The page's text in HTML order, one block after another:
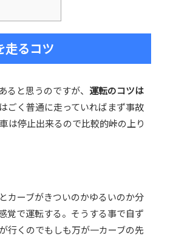
走るコツ
と思うのですが、 運転のコツは
ごく普通に走っていればまず事故
は停止出来るので比較的峠の上り
カーブがきついのかゆるいのか分
覚で運転する。そうする事で自ず
行くのでもしも万が一カーブの先